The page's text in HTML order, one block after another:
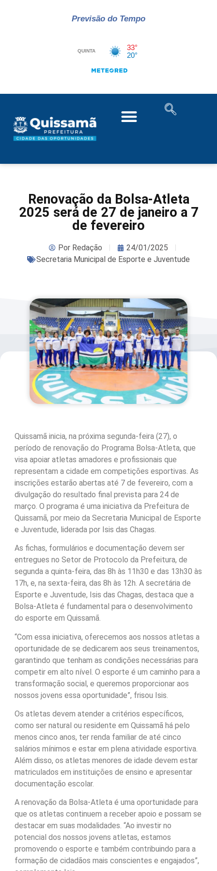
Previsão do Tempo
Renovação da Bolsa-Atleta
2025 será de 27 de janeiro a 7
de fevereiro
PorRedação
24/01/2025
Secretaria Municipal de Esporte e Juventude
Quissamã inicia, na próxima segunda-feira (27), o
período de renovação do Programa Bolsa-Atleta, que
visa apoiar atletas amadores e profissionais que
representam a cidade em competições esportivas. As
inscrições estarão abertas até 7 de fevereiro, com a
divulgação do resultado final prevista para 24 de
março. O programa é uma iniciativa da Prefeitura de
Quissamã, por meio da Secretaria Municipal de Esporte
e Juventude, liderada por Isis das Chagas.
As fichas, formulários e documentação devem ser
entregues no Setor de Protocolo da Prefeitura, de
segunda a quinta-feira, das 8h às 11h30 e das 13h30 às
17h, e, na sexta-feira, das 8h às 12h. A secretária de
Esporte e Juventude, Isis das Chagas, destaca que a
Bolsa-Atleta é fundamental para o desenvolvimento
do esporte em Quissamã.
“Com essa iniciativa, oferecemos aos nossos atletas a
oportunidade de se dedicarem aos seus treinamentos,
garantindo que tenham as condições necessárias para
competir em alto nível. O esporte é um caminho para a
transformação social, e queremos proporcionar aos
nossos jovens essa oportunidade”, frisou Isis.
Os atletas devem atender a critérios específicos,
como ser natural ou residente em Quissamã há pelo
menos cinco anos, ter renda familiar de até cinco
salários mínimos e estar em plena atividade esportiva.
Além disso, os atletas menores de idade devem estar
matriculados em instituições de ensino e apresentar
documentação escolar.
A renovação da Bolsa-Atleta é uma oportunidade para
que os atletas continuem a receber apoio e possam se
destacar em suas modalidades. “Ao investir no
potencial dos nossos jovens atletas, estamos
promovendo o esporte e também contribuindo para a
formação de cidadãos mais conscientes e engajados”,